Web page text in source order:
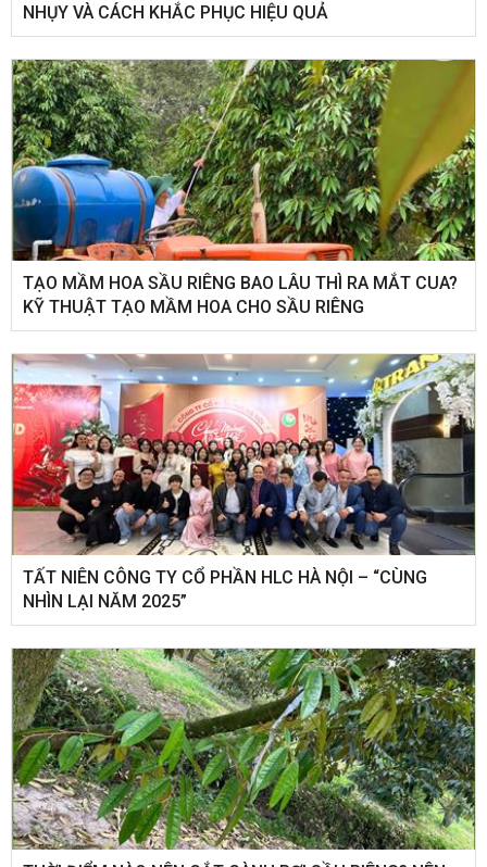
NHỤY VÀ CÁCH KHẮC PHỤC HIỆU QUẢ
TẠO MẦM HOA SẦU RIÊNG BAO LÂU THÌ RA MẮT CUA?
KỸ THUẬT TẠO MẦM HOA CHO SẦU RIÊNG
​TẤT NIÊN CÔNG TY CỔ PHẦN HLC HÀ NỘI – “CÙNG
NHÌN LẠI NĂM 2025”